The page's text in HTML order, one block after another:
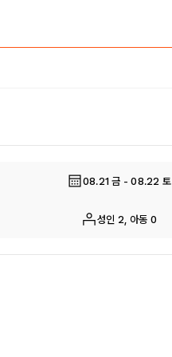
08.21 금 - 08.22 토
성인 2, 아동 0